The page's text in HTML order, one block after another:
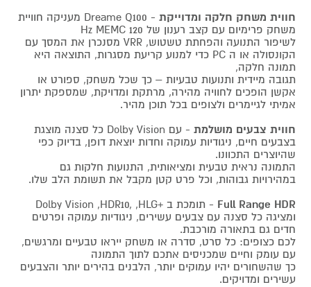
חווית משחק חלקה ומדוייקת
- Dreame Q100 מעניקה חוויית
משחק פרימיום עם קצב רענון של 120 Hz MEMC
לשיפור התנועה והפחתת טשטוש, VRR מסנכרן את המסך עם
הקונסולה או ה PC כדי למנוע קריעת מסגרות, התוצאה היא
תמונה חלקה,
תגובה מיידית ותנועות טבעיות – כך שכל משחק, ספורט או
אקשן הופכים לחוויה מהירה, מרתקת ומדויקת, שמספקת יתרון
אמיתי לגיימרים ולצופים בכל תוכן מהיר.
חווית צבעים מושלמת
- עם Dolby Vision כל סצנה מוצגת
בצבעים חיים, ניגודיות עמוקה וחדות יוצאת דופן, בדיוק כפי
שהיוצרים התכוונו.
התמונה נראית טבעית ומציאותית, התנועות חלקות גם
במהירויות גבוהות, וכל פרט קטן מקבל את תשומת הלב שלו.
Full Range HDR - תומכת ב +Dolby Vision ,HDR10, ,HLG
ומציגה כל סצנה עם צבעים עשירים, ניגודיות עמוקה ופרטים
חדים גם בתאורה מורכבת.
לכם כצופים: כל סרט, סדרה או משחק ייראו טבעיים ומרגשים,
עם עומק וחיים שמכניסים אתכם לתוך התמונה
כך שהשחורים יהיו עמוקים יותר, הלבנים בהירים יותר והצבעים
עשירים ומדויקים.